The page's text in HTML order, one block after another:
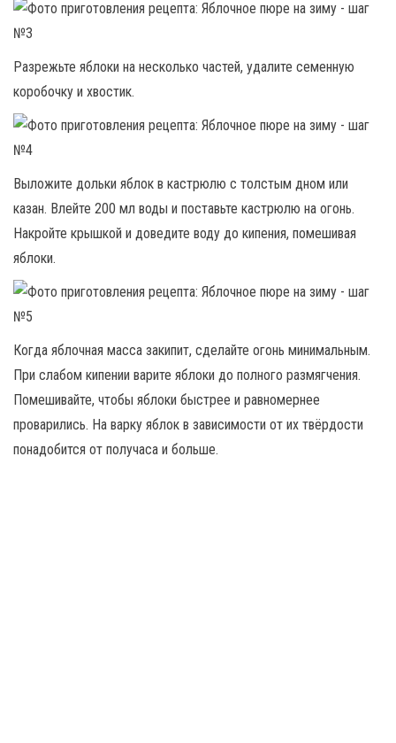
Разрежьте яблоки на несколько частей, удалите семенную
коробочку и хвостик.
Выложите дольки яблок в кастрюлю с толстым дном или
казан. Влейте 200 мл воды и поставьте кастрюлю на огонь.
Накройте крышкой и доведите воду до кипения, помешивая
яблоки.
Когда яблочная масса закипит, сделайте огонь минимальным.
При слабом кипении варите яблоки до полного размягчения.
Помешивайте, чтобы яблоки быстрее и равномернее
проварились. На варку яблок в зависимости от их твёрдости
понадобится от получаса и больше.